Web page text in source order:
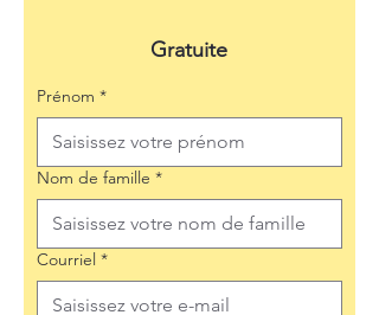
Gratuite
Prénom *
Nom de famille *
Courriel *